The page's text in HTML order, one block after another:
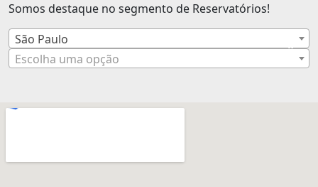
Somos destaque no segmento de Reservatórios!
×
São Paulo
Escolha uma opção